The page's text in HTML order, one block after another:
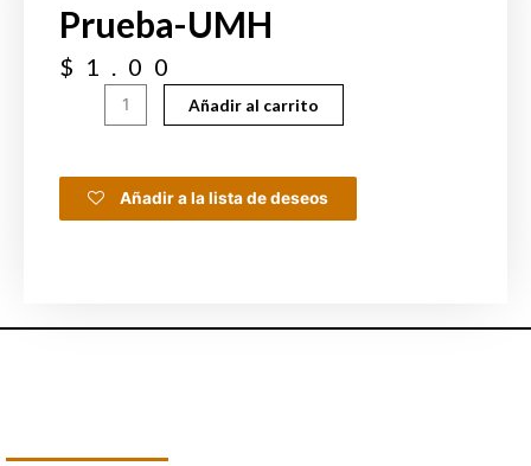
Prueba-UMH
$ 1.00
Añadir al carrito
Añadir a la lista de deseos